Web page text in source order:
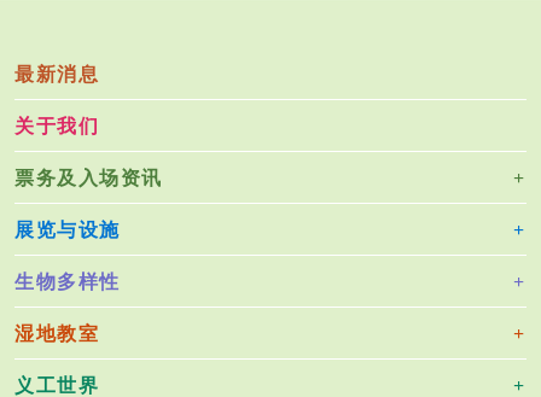
最新消息
关于我们
票务及入场资讯
展览与设施
生物多样性
湿地教室
义工世界